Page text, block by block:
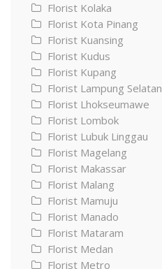
Florist Kolaka
Florist Kota Pinang
Florist Kuansing
Florist Kudus
Florist Kupang
Florist Lampung Selatan
Florist Lhokseumawe
Florist Lombok
Florist Lubuk Linggau
Florist Magelang
Florist Makassar
Florist Malang
Florist Mamuju
Florist Manado
Florist Mataram
Florist Medan
Florist Metro